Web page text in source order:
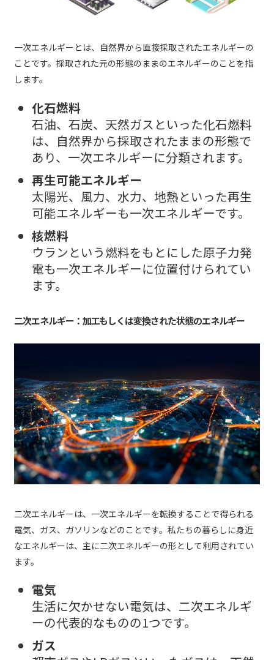
一次エネルギーとは、自然界から直接採取されたエネルギーの
ことです。採取された元の形態のままのエネルギーのことを指
します。
化石燃料
石油、石炭、天然ガスといった化石燃料
は、自然界から採取されたままの形態で
あり、一次エネルギーに分類されます。
再生可能エネルギー
太陽光、風力、水力、地熱といった再生
可能エネルギーも一次エネルギーです。
核燃料
ウランという燃料をもとにした原子力発
電も一次エネルギーに位置付けられてい
ます。
二次エネルギー：加工もしくは変換された状態のエネルギー
二次エネルギーは、一次エネルギーを転換することで得られる
電気、ガス、ガソリンなどのことです。私たちの暮らしに身近
なエネルギーは、主に二次エネルギーの形として利用されてい
ます。
電気
生活に欠かせない電気は、二次エネルギ
ーの代表的なものの1つです。
ガス